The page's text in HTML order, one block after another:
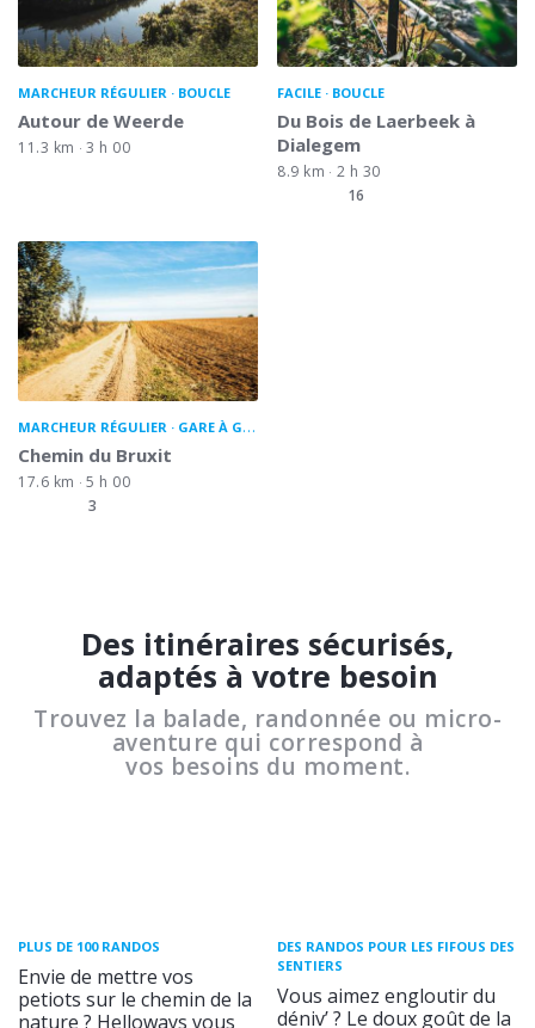
MARCHEUR RÉGULIER BOUCLE
Autour de Weerde
11.3 km 3 h 00
FACILE BOUCLE
Du Bois de Laerbeek à
Dialegem
8.9 km
2 h 30
16
MARCHEUR RÉGULIER GARE À GARE
Chemin du Bruxit
17.6 km
5 h 00
3
Des itinéraires sécurisés,
adaptés à votre besoin
Trouvez la balade, randonnée ou micro-
aventure qui correspond à
vos besoins du moment.
PLUS DE 100 RANDOS
Envie de mettre vos
petiots sur le chemin de la
nature ? Helloways vous
DES RANDOS POUR LES FIFOUS DES
SENTIERS
Vous aimez engloutir du
déniv’ ? Le doux goût de la